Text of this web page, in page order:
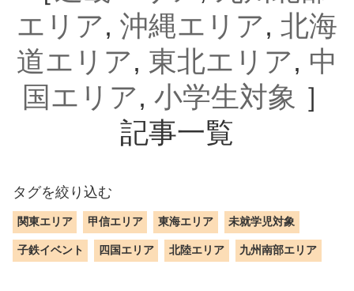
エリア, 沖縄エリア, 北海
道エリア, 東北エリア, 中
国エリア, 小学生対象 ］
記事一覧
タグを絞り込む
関東エリア 甲信エリア 東海エリア 未就学児対象
子鉄イベント 四国エリア 北陸エリア 九州南部エリア